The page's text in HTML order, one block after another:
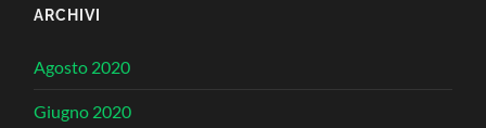
ARCHIVI
Agosto 2020
Giugno 2020